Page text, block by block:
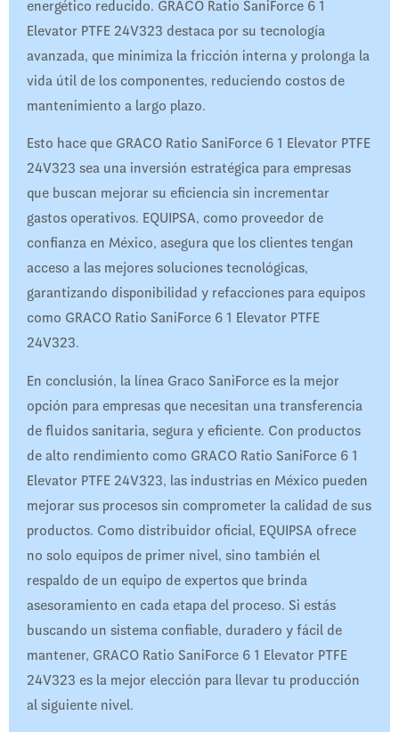
energético reducido. GRACO Ratio SaniForce 6 1
Elevator PTFE 24V323 destaca por su tecnología
avanzada, que minimiza la fricción interna y prolonga la
vida útil de los componentes, reduciendo costos de
mantenimiento a largo plazo.
Esto hace que GRACO Ratio SaniForce 6 1 Elevator PTFE
24V323 sea una inversión estratégica para empresas
que buscan mejorar su eficiencia sin incrementar
gastos operativos. EQUIPSA, como proveedor de
confianza en México, asegura que los clientes tengan
acceso a las mejores soluciones tecnológicas,
garantizando disponibilidad y refacciones para equipos
como GRACO Ratio SaniForce 6 1 Elevator PTFE
24V323.
En conclusión, la línea Graco SaniForce es la mejor
opción para empresas que necesitan una transferencia
de fluidos sanitaria, segura y eficiente. Con productos
de alto rendimiento como GRACO Ratio SaniForce 6 1
Elevator PTFE 24V323, las industrias en México pueden
mejorar sus procesos sin comprometer la calidad de sus
productos. Como distribuidor oficial, EQUIPSA ofrece
no solo equipos de primer nivel, sino también el
respaldo de un equipo de expertos que brinda
asesoramiento en cada etapa del proceso. Si estás
buscando un sistema confiable, duradero y fácil de
mantener, GRACO Ratio SaniForce 6 1 Elevator PTFE
24V323 es la mejor elección para llevar tu producción
al siguiente nivel.